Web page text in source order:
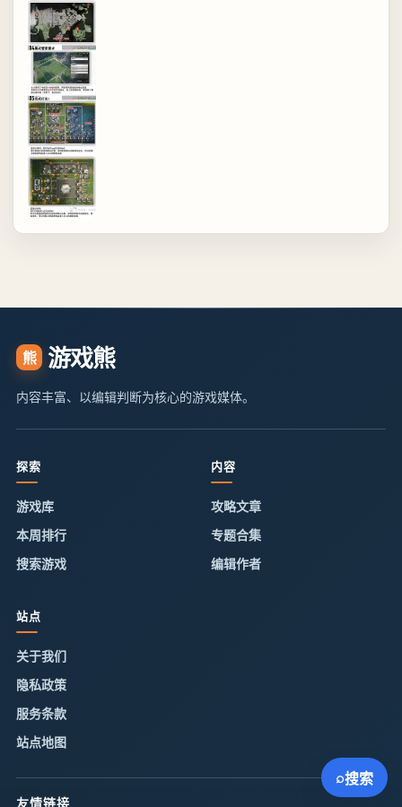
熊 游戏熊
内容丰富、以编辑判断为核心的游戏媒体。
探索
游戏库
本周排行
搜索游戏
内容
攻略文章
专题合集
编辑作者
站点
关于我们
隐私政策
服务条款
站点地图
友情链接
⌕搜索